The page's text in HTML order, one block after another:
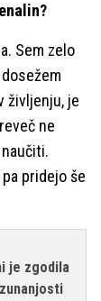
Sem zelo
življenju, je
ne
pridejo še
je zgodila